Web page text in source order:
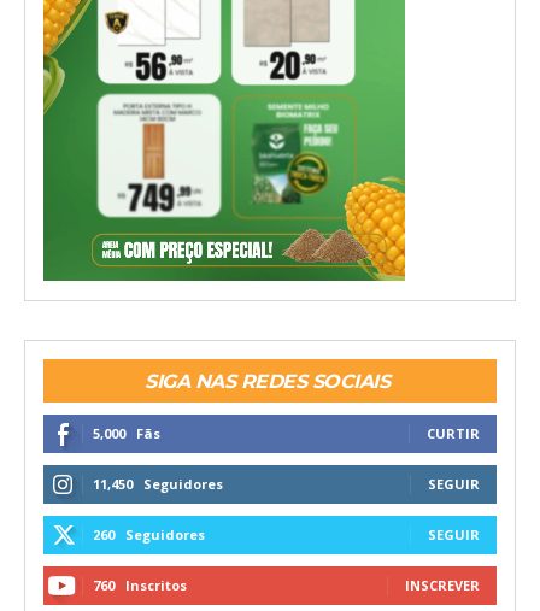
SIGA NAS REDES SOCIAIS
5,000 Fãs CURTIR
11,450 Seguidores SEGUIR
260 Seguidores SEGUIR
760 Inscritos INSCREVER